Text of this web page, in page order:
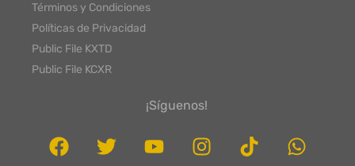
Términos y Condiciones
Políticas de Privacidad
Public File KXTD
Public File KCXR
¡Síguenos!